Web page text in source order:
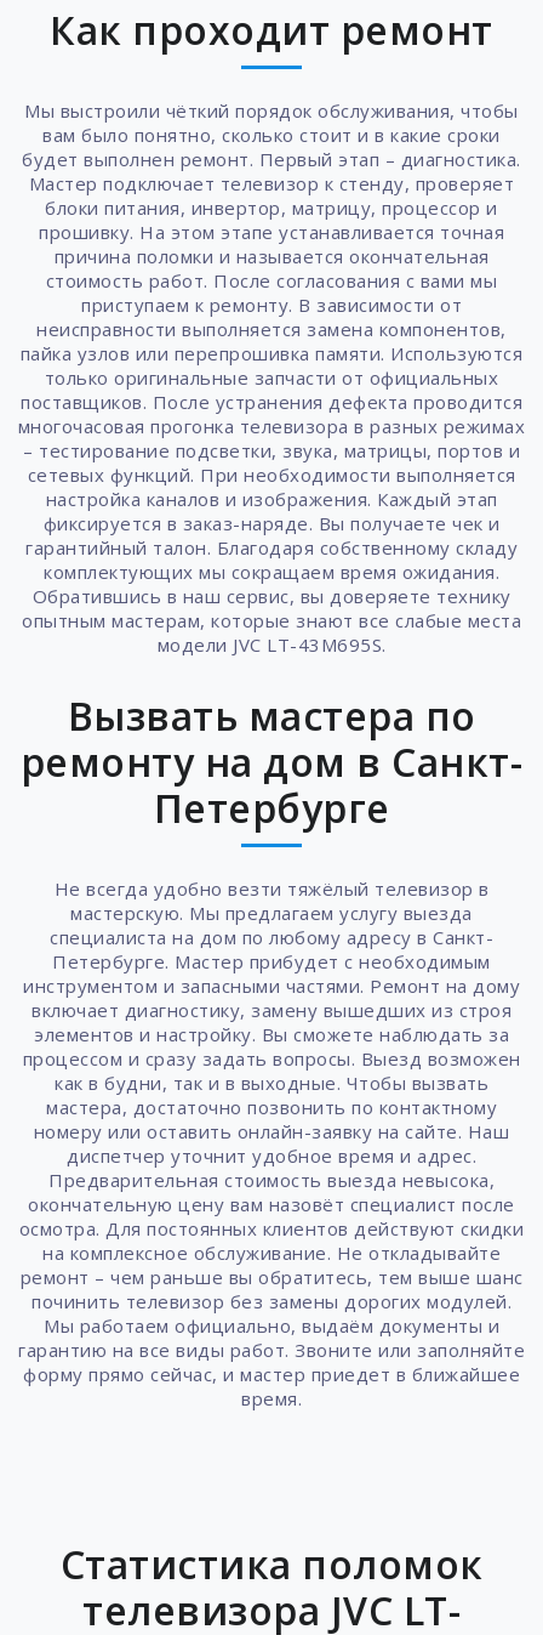
Как проходит ремонт
Мы выстроили чёткий порядок обслуживания, чтобы
вам было понятно, сколько стоит и в какие сроки
будет выполнен ремонт. Первый этап – диагностика.
Мастер подключает телевизор к стенду, проверяет
блоки питания, инвертор, матрицу, процессор и
прошивку. На этом этапе устанавливается точная
причина поломки и называется окончательная
стоимость работ. После согласования с вами мы
приступаем к ремонту. В зависимости от
неисправности выполняется замена компонентов,
пайка узлов или перепрошивка памяти. Используются
только оригинальные запчасти от официальных
поставщиков. После устранения дефекта проводится
многочасовая прогонка телевизора в разных режимах
– тестирование подсветки, звука, матрицы, портов и
сетевых функций. При необходимости выполняется
настройка каналов и изображения. Каждый этап
фиксируется в заказ-наряде. Вы получаете чек и
гарантийный талон. Благодаря собственному складу
комплектующих мы сокращаем время ожидания.
Обратившись в наш сервис, вы доверяете технику
опытным мастерам, которые знают все слабые места
модели JVC LT-43M695S.
Вызвать мастера по
ремонту на дом в Санкт-
Петербурге
Не всегда удобно везти тяжёлый телевизор в
мастерскую. Мы предлагаем услугу выезда
специалиста на дом по любому адресу в Санкт-
Петербурге. Мастер прибудет с необходимым
инструментом и запасными частями. Ремонт на дому
включает диагностику, замену вышедших из строя
элементов и настройку. Вы сможете наблюдать за
процессом и сразу задать вопросы. Выезд возможен
как в будни, так и в выходные. Чтобы вызвать
мастера, достаточно позвонить по контактному
номеру или оставить онлайн-заявку на сайте. Наш
диспетчер уточнит удобное время и адрес.
Предварительная стоимость выезда невысока,
окончательную цену вам назовёт специалист после
осмотра. Для постоянных клиентов действуют скидки
на комплексное обслуживание. Не откладывайте
ремонт – чем раньше вы обратитесь, тем выше шанс
починить телевизор без замены дорогих модулей.
Мы работаем официально, выдаём документы и
гарантию на все виды работ. Звоните или заполняйте
форму прямо сейчас, и мастер приедет в ближайшее
время.
Статистика поломок
телевизора JVC LT-